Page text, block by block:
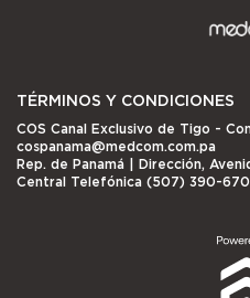
TÉRMINOS Y CONDICIONES
COS Canal Exclusivo de Tigo -
cospanama@medcom.com.pa
Rep. de Panamá | Dirección,
Central Telefónica (507) 390-